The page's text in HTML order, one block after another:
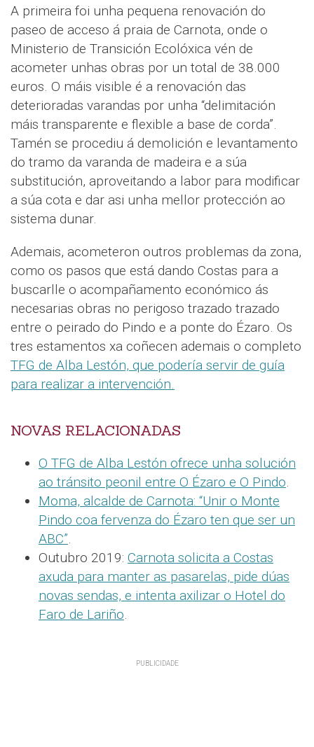
A primeira foi unha pequena renovación do
paseo de acceso á praia de Carnota, onde o
Ministerio de Transición Ecolóxica vén de
acometer unhas obras por un total de 38.000
euros. O máis visible é a renovación das
deterioradas varandas por unha “delimitación
máis transparente e flexible a base de corda”.
Tamén se procediu á demolición e levantamento
do tramo da varanda de madeira e a súa
substitución, aproveitando a labor para modificar
a súa cota e dar asi unha mellor protección ao
sistema dunar.
Ademais, acometeron outros problemas da zona,
como os pasos que está dando Costas para a
buscarlle o acompañamento económico ás
necesarias obras no perigoso trazado trazado
entre o peirado do Pindo e a ponte do Ézaro. Os
tres estamentos xa coñecen ademais o completo
TFG de Alba Lestón, que podería servir de guía
para realizar a intervención.
NOVAS RELACIONADAS
O TFG de Alba Lestón ofrece unha solución
ao tránsito peonil entre O Ézaro e O Pindo.
Moma, alcalde de Carnota: “Unir o Monte
Pindo coa fervenza do Ézaro ten que ser un
ABC”.
Outubro 2019: Carnota solicita a Costas
axuda para manter as pasarelas, pide dúas
novas sendas, e intenta axilizar o Hotel do
Faro de Lariño.